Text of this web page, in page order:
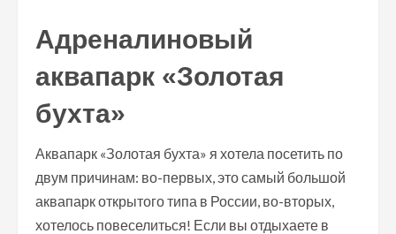
Адреналиновый
аквапарк «Золотая
бухта»
Аквапарк «Золотая бухта» я хотела посетить по
двум причинам: во-первых, это самый большой
аквапарк открытого типа в России, во-вторых,
хотелось повеселиться! Если вы отдыхаете в